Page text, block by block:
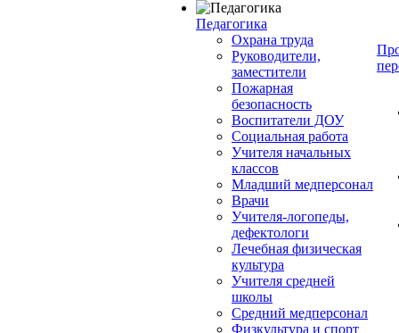
Педагогика
Охрана труда
Руководители,
заместители
Пожарная
безопасность
Воспитатели ДОУ
Социальная работа
Учителя начальных
классов
Младший медперсонал
Врачи
Учителя-логопеды,
дефектологи
Лечебная физическая
культура
Учителя средней
школы
Средний медперсонал
Физкультура и спорт